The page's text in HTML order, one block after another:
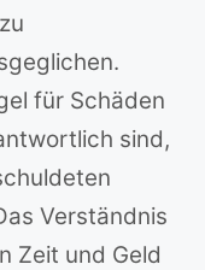
für Schäden
sind,
Verständnis
Zeit und Geld